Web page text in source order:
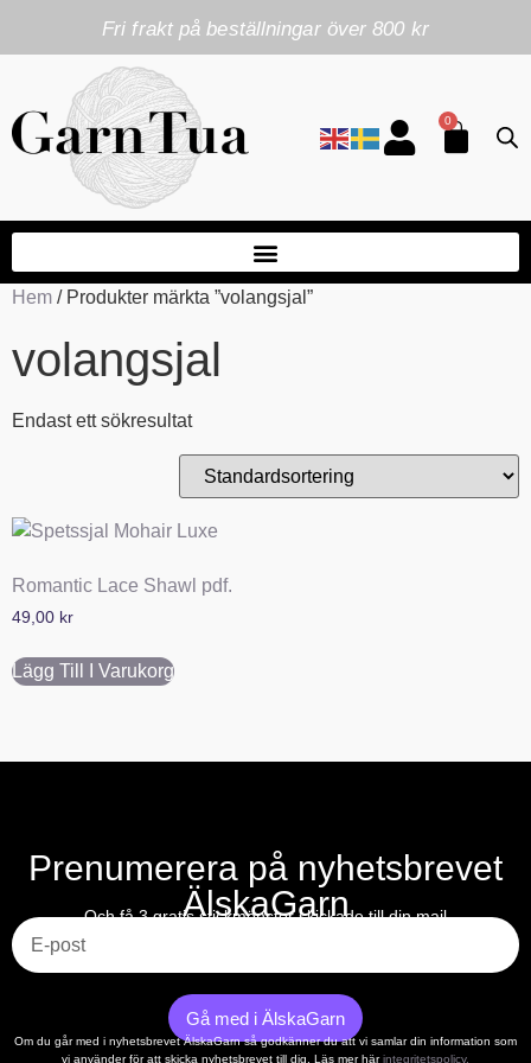
Fri frakt på beställningar över 800 kr
0
Hem / Produkter märkta ”volangsjal”
volangsjal
Endast ett sökresultat
Romantic Lace Shawl pdf.
49,00 kr
Lägg Till I Varukorg
Prenumerera på nyhetsbrevet
ÄlskaGarn
Och få 3 gratis stickmönster skickade till din mail
Gå med i ÄlskaGarn
Om du går med i nyhetsbrevet ÄlskaGarn så godkänner du att vi samlar din information som
vi använder för att skicka nyhetsbrevet till dig. Läs mer härintegritetspolicy.